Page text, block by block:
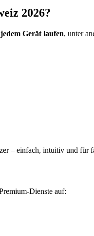
2026?
Gerät laufen, unter
– einfach, intuitiv und für
Dienste auf: